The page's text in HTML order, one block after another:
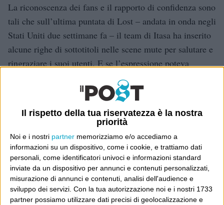
Il rispetto della tua riservatezza è la nostra
priorità
Noi e i nostri partner memorizziamo e/o accediamo a
informazioni su un dispositivo, come i cookie, e trattiamo dati
personali, come identificatori univoci e informazioni standard
inviate da un dispositivo per annunci e contenuti personalizzati,
misurazione di annunci e contenuti, analisi dell'audience e
sviluppo dei servizi. Con la tua autorizzazione noi e i nostri 1733
partner possiamo utilizzare dati precisi di geolocalizzazione e
La riconoscenza dei fans e il rapporto di confidenza sono
tali che sull’ultima puntata di Lost – andata in onda negli
Stati Uniti due settimane fa – il team di Itasa ha inserito
alcune righe di sottotitoli nelle scene mute per salutare e
ringraziare i suoi utenti. E se l’espressione poteva
sembrare fumosa e accademica, è probabilmente a cose
così che invece si riferisce: idee per la televisione.
Vanity Fair
Dove sei?
Wittgenstein è il blog di Luca Sofri, il fondatore e
direttore editoriale del giornale online il Post. Forse
sei qui perché conosci già il Post, o forse sei